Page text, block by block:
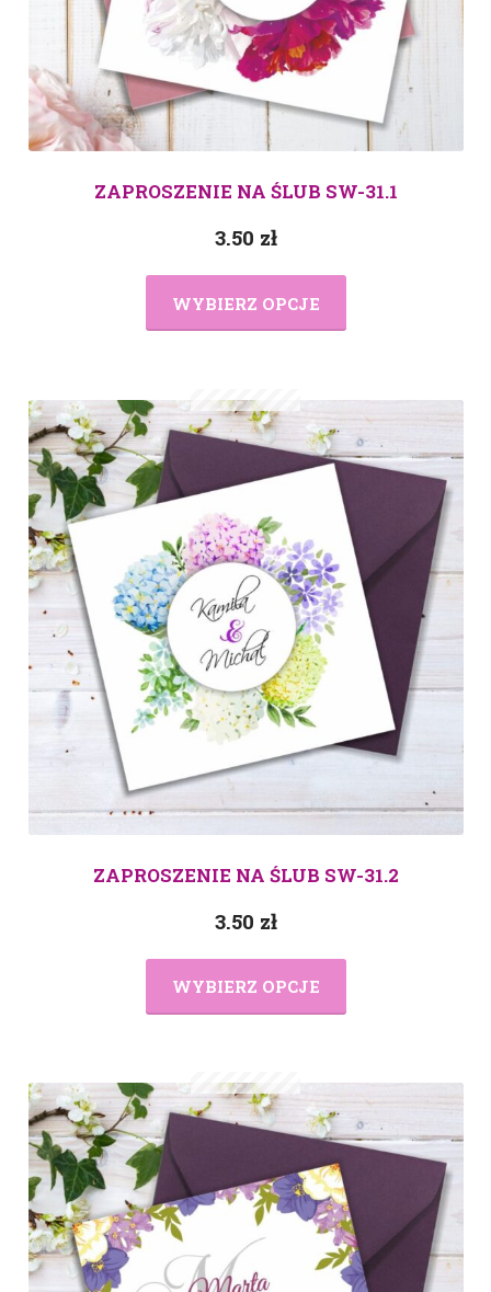
ZAPROSZENIE NA ŚLUB SW-31.1
3.50 zł
WYBIERZ OPCJE
ZAPROSZENIE NA ŚLUB SW-31.2
3.50 zł
WYBIERZ OPCJE